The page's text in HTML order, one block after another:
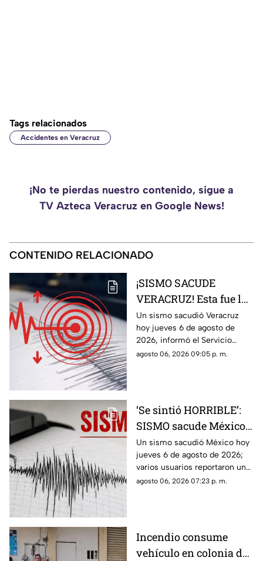
Tags relacionados
Accidentes en Veracruz
¡No te pierdas nuestro contenido, sigue a
TV Azteca Veracruz en Google News!
CONTENIDO RELACIONADO
¡SISMO SACUDE
VERACRUZ! Esta fue la
magnitud de la
sacudida hoy 6 de
agosto de 2026
Un sismo sacudió Veracruz
hoy jueves 6 de agosto de
2026, informó el Servicio
Sismológico Nacional.
agosto 06, 2026 09:05 p. m.
‘Se sintió HORRIBLE’:
SISMO sacude México
hoy 6 de agosto de 2026
¿Cuál fue la magnitud?
Un sismo sacudió México hoy
jueves 6 de agosto de 2026;
varios usuarios reportaron una
percepción fuerte y “horrible”.
agosto 06, 2026 07:23 p. m.
Incendio consume
vehículo en colonia de